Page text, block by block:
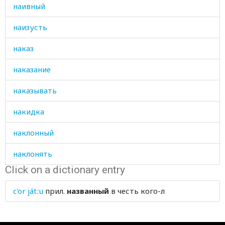
наивный
наизусть
наказ
наказание
наказывать
накидка
наклонный
наклонять
наковальня
наконец
Click on a dictionary entry
c'or játːu прил. названный в честь кого-л